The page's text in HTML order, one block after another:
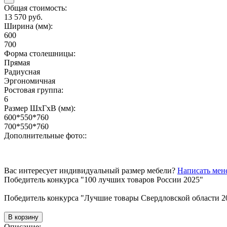
Общая стоимость:
13 570 руб.
Ширина (мм):
600
700
Форма столешницы:
Прямая
Радиусная
Эргономичная
Ростовая группа:
6
Размер ШхГхВ (мм):
600*550*760
700*550*760
Дополнительные фото::
Вас интересует индивидуальный размер мебели? Написать
Победитель конкурса "100 лучших товаров России 2025"
Победитель конкурса "Лучшие товары Свердловской области
В корзину